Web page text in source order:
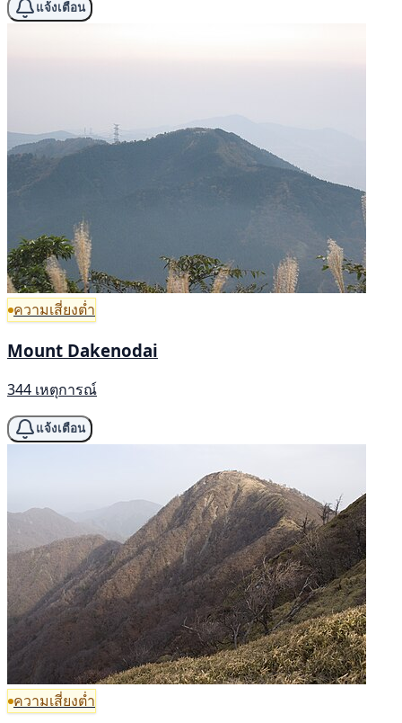
แจ้งเตือน
ความเสี่ยงต่ำ
Mount Dakenodai
344 เหตุการณ์
แจ้งเตือน
ความเสี่ยงต่ำ